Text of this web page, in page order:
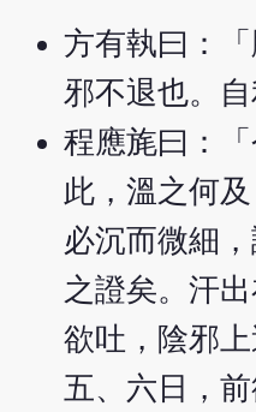
方有執曰：
邪不退也。
程應旄曰：
此，溫之何
必沉而微細
之證矣。汗
欲吐，陰邪
五、六日，